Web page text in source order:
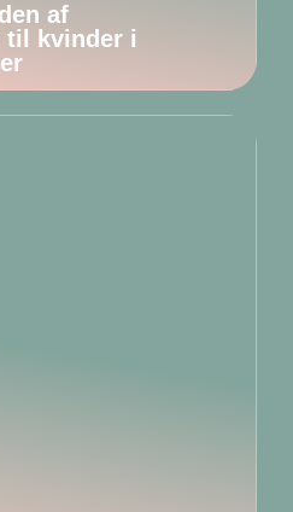
af
til kvinder i